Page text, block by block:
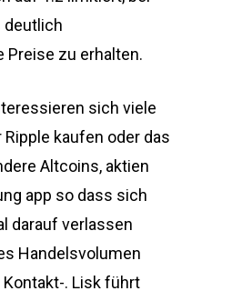
deutlich
zu erhalten.
sich viele
kaufen oder das
Altcoins, aktien
app so dass sich
darauf verlassen
Handelsvolumen
. Lisk führt